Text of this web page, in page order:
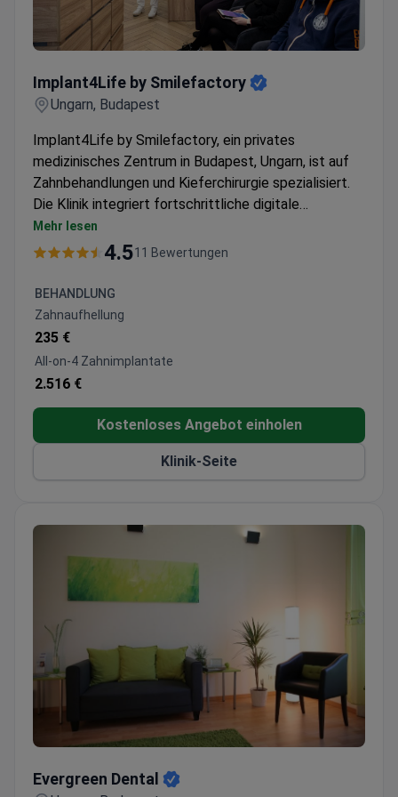
Implant4Life by Smilefactory
Ungarn, Budapest
Implant4Life by Smilefactory, ein privates
medizinisches Zentrum in Budapest, Ungarn, ist auf
Zahnbehandlungen und Kieferchirurgie spezialisiert.
Die Klinik integriert fortschrittliche digitale
Technologien und wurde 2024 von Nobel Biocare mit
der All-on-4 Clinic of Excellence ausgezeichnet. Sie
Patientenstamm aus Europa, den USA, Kanada und
Australien. Es wird dringend empfohlen, vor der
Anforderung eines zahnärztlichen Angebots ein
Panoramaröntgenbild oder DVT (CBCT) zu senden.
Mehr lesen
4.511 Bewertungen
BEHANDLUNG
Zahnaufhellung
235 €
All-on-4 Zahnimplantate
2.516 €
Kostenloses Angebot einholen
Klinik-Seite
Evergreen Dental